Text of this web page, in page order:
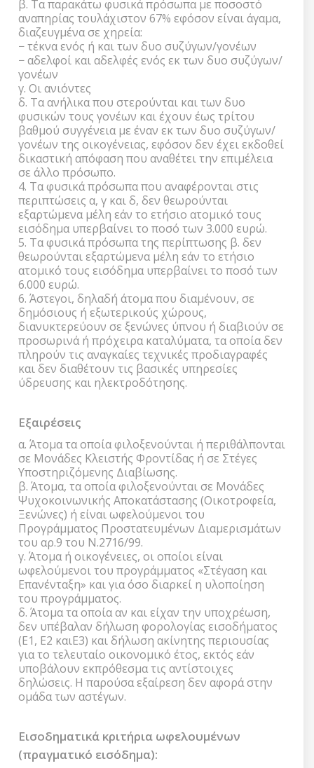
β. Τα παρακάτω φυσικά πρόσωπα με ποσοστό
αναπηρίας τουλάχιστον 67% εφόσον είναι άγαμα,
διαζευγμένα σε χηρεία:
− τέκνα ενός ή και των δυο συζύγων/γονέων
− αδελφοί και αδελφές ενός εκ των δυο συζύγων/
γονέων
γ. Οι ανιόντες
δ. Τα ανήλικα που στερούνται και των δυο
φυσικών τους γονέων και έχουν έως τρίτου
βαθμού συγγένεια με έναν εκ των δυο συζύγων/
γονέων της οικογένειας, εφόσον δεν έχει εκδοθεί
δικαστική απόφαση που αναθέτει την επιμέλεια
σε άλλο πρόσωπο.
4. Τα φυσικά πρόσωπα που αναφέρονται στις
περιπτώσεις α, γ και δ, δεν θεωρούνται
εξαρτώμενα μέλη εάν το ετήσιο ατομικό τους
εισόδημα υπερβαίνει το ποσό των 3.000 ευρώ.
5. Τα φυσικά πρόσωπα της περίπτωσης β. δεν
θεωρούνται εξαρτώμενα μέλη εάν το ετήσιο
ατομικό τους εισόδημα υπερβαίνει το ποσό των
6.000 ευρώ.
6. Άστεγοι, δηλαδή άτομα που διαμένουν, σε
δημόσιους ή εξωτερικούς χώρους,
διανυκτερεύουν σε ξενώνες ύπνου ή διαβιούν σε
προσωρινά ή πρόχειρα καταλύματα, τα οποία δεν
πληρούν τις αναγκαίες τεχνικές προδιαγραφές
και δεν διαθέτουν τις βασικές υπηρεσίες
ύδρευσης και ηλεκτροδότησης.
Εξαιρέσεις
α. Άτομα τα οποία φιλοξενούνται ή περιθάλπονται
σε Μονάδες Κλειστής Φροντίδας ή σε Στέγες
Υποστηριζόμενης Διαβίωσης.
β. Άτομα, τα οποία φιλοξενούνται σε Μονάδες
Ψυχοκοινωνικής Αποκατάστασης (Οικοτροφεία,
Ξενώνες) ή είναι ωφελούμενοι του
Προγράμματος Προστατευμένων Διαμερισμάτων
του αρ.9 του Ν.2716/99.
γ. Άτομα ή οικογένειες, οι οποίοι είναι
ωφελούμενοι του προγράμματος «Στέγαση και
Επανένταξη» και για όσο διαρκεί η υλοποίηση
του προγράμματος.
δ. Άτομα τα οποία αν και είχαν την υποχρέωση,
δεν υπέβαλαν δήλωση φορολογίας εισοδήματος
(Ε1, Ε2 καιΕ3) και δήλωση ακίνητης περιουσίας
για το τελευταίο οικονομικό έτος, εκτός εάν
υποβάλουν εκπρόθεσμα τις αντίστοιχες
δηλώσεις. Η παρούσα εξαίρεση δεν αφορά στην
ομάδα των αστέγων.
Εισοδηματικά κριτήρια ωφελουμένων
(πραγματικό εισόδημα):